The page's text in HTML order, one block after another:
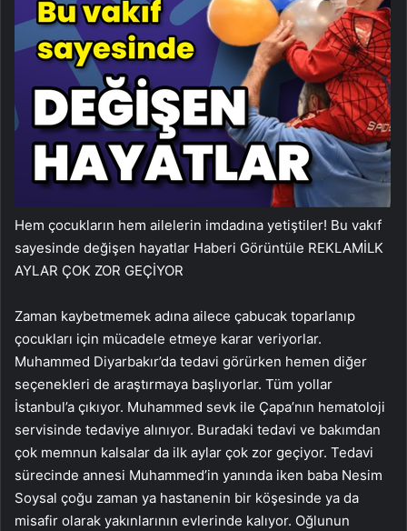
Hem çocukların hem ailelerin imdadına yetiştiler! Bu vakıf
sayesinde değişen hayatlar Haberi Görüntüle REKLAMİLK
AYLAR ÇOK ZOR GEÇİYOR
Zaman kaybetmemek adına ailece çabucak toparlanıp
çocukları için mücadele etmeye karar veriyorlar.
Muhammed Diyarbakır’da tedavi görürken hemen diğer
seçenekleri de araştırmaya başlıyorlar. Tüm yollar
İstanbul’a çıkıyor. Muhammed sevk ile Çapa’nın hematoloji
servisinde tedaviye alınıyor. Buradaki tedavi ve bakımdan
çok memnun kalsalar da ilk aylar çok zor geçiyor. Tedavi
sürecinde annesi Muhammed’in yanında iken baba Nesim
Soysal çoğu zaman ya hastanenin bir köşesinde ya da
misafir olarak yakınlarının evlerinde kalıyor. Oğlunun